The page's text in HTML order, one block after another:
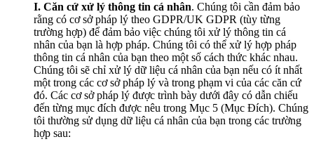
I. Căn cứ xử lý thông tin cá nhân. Chúng tôi cần đảm bảo
rằng có cơ sở pháp lý theo GDPR/UK GDPR (tùy từng
trường hợp) để đảm bảo việc chúng tôi xử lý thông tin cá
nhân của bạn là hợp pháp. Chúng tôi có thể xử lý hợp pháp
thông tin cá nhân của bạn theo một số cách thức khác nhau.
Chúng tôi sẽ chỉ xử lý dữ liệu cá nhân của bạn nếu có ít nhất
một trong các cơ sở pháp lý và trong phạm vi của các căn cứ
đó. Các cơ sở pháp lý được trình bày dưới đây có dẫn chiếu
đến từng mục đích được nêu trong Mục 5 (Mục Đích). Chúng
tôi thường sử dụng dữ liệu cá nhân của bạn trong các trường
hợp sau: